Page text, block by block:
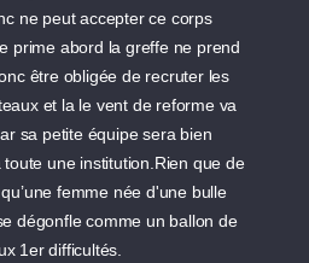
ne peut accepter ce corps
prime abord la greffe ne prend
être obligée de recruter les
et la le vent de reforme va
sa petite équipe sera bien
toute une institution.Rien que de
femme née d'une bulle
dégonfle comme un ballon de
1er difficultés.